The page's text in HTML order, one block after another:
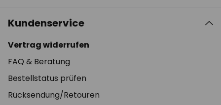
Kundenservice
Vertrag widerrufen
FAQ & Beratung
Bestellstatus prüfen
Rücksendung/Retouren